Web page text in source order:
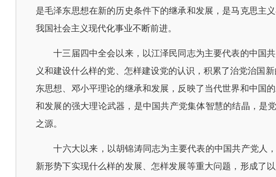
是毛泽东思想在新的历史条件下的继承和发展，是马克思主
我国社会主义现代化事业不断前进。
十三届四中全会以来，以江泽民同志为主要代表的中国共
义和建设什么样的党、怎样建设党的认识，积累了治党治国
东思想、邓小平理论的继承和发展，反映了当代世界和中国
和发展的强大理论武器，是中国共产党集体智慧的结晶，是
之源。
十六大以来，以胡锦涛同志为主要代表的中国共产党人，
新形势下实现什么样的发展、怎样发展等重大问题，形成了